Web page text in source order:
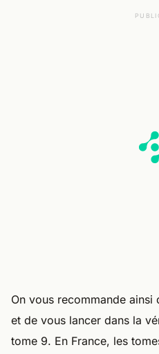
On vous recommande
et de vous lancer dans la
tome 9. En France, les